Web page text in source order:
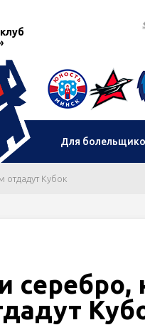
Для
отдадут Кубок
серебро,